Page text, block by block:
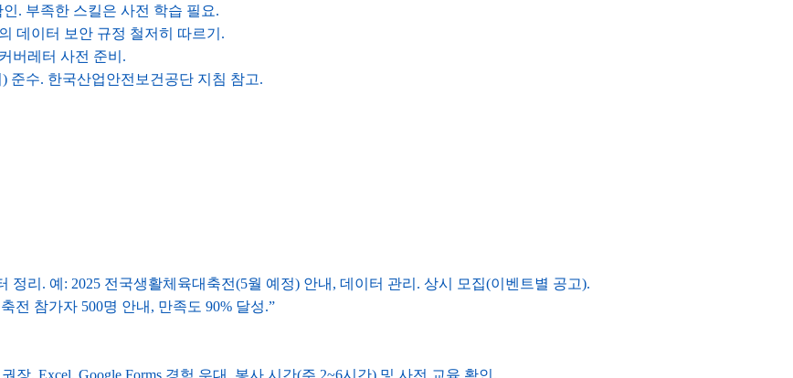
. 부족한 스킬은 사전 학습 필요.
데이터 보안 규정 철저히 따르기.
버레터 사전 준비.
준수. 한국산업안전보건공단 지침 참고.
리. 예: 2025 전국생활체육대축전(5월 예정) 안내, 데이터 관리. 상시 모집(이벤트별 공고).
전 참가자 500명 안내, 만족도 90% 달성.”